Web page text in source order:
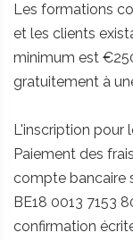
Les formations
et les clients
minimum est
gratuitement à
L'inscription pour
Paiement des
compte bancaire
BE18 0013 7153
confirmation